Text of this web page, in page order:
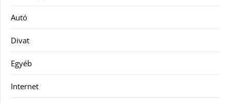
Autó
Divat
Egyéb
Internet